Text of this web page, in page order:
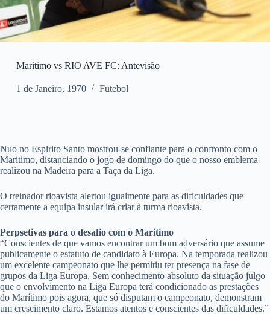
Maritimo vs RIO AVE FC: Antevisão
1 de Janeiro, 1970 Futebol
Nuo no Espirito Santo mostrou-se confiante para o confronto com o
Maritimo, distanciando o jogo de domingo do que o nosso emblema
realizou na Madeira para a Taça da Liga.
O treinador rioavista alertou igualmente para as dificuldades que
certamente a equipa insular irá criar à turma rioavista.
Perpsetivas para o desafio com o Maritimo
“Conscientes de que vamos encontrar um bom adversário que assume
publicamente o estatuto de candidato à Europa. Na temporada realizou
um excelente campeonato que lhe permitiu ter presença na fase de
grupos da Liga Europa. Sem conhecimento absoluto da situação julgo
que o envolvimento na Liga Europa terá condicionado as prestações
do Marítimo pois agora, que só disputam o campeonato, demonstram
um crescimento claro. Estamos atentos e conscientes das dificuldades.”